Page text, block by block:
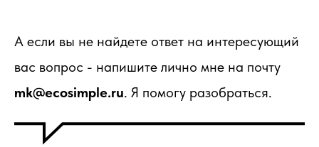
А если вы не найдете ответ на интересующий
вас вопрос - напишите лично мне на почту
mk@ecosimple.ru. Я помогу разобраться.